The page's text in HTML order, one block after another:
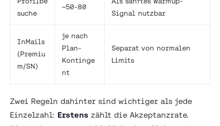
suche
~50-80
Signal nutzbar
InMails
(Premiu
m/SN)
je nach
Plan-
Kontinge
nt
Separat von normalen
Limits
Zwei Regeln dahinter sind wichtiger als jede
Einzelzahl: Erstens zählt die Akzeptanzrate.